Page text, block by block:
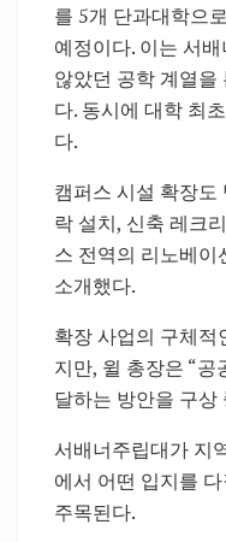
를 5개 단과대학으
예정이다. 이는 서
않았던 공학 계열을
다. 동시에 대학 최
다.
캠퍼스 시설 확장도
락 설치, 신축 레크
스 전역의 리노베이
소개했다.
확장 사업의 구체
지만, 윌 총장은 “
달하는 방안을 구상
서배너주립대가 지
에서 어떤 입지를 다
주목된다.